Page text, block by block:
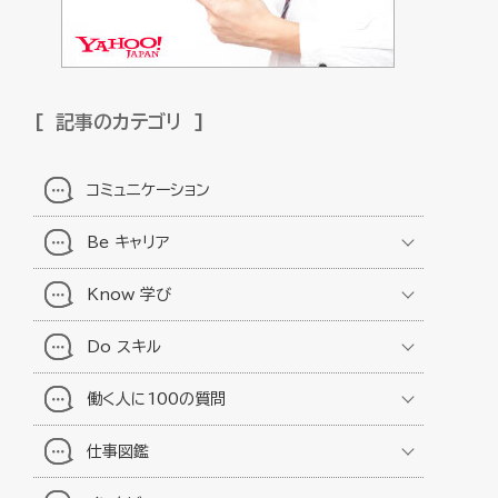
記事のカテゴリ
コミュニケーション
Be キャリア
Know 学び
Do スキル
働く人に100の質問
仕事図鑑